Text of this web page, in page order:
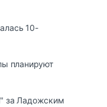
10-
планируют
за Ладожским